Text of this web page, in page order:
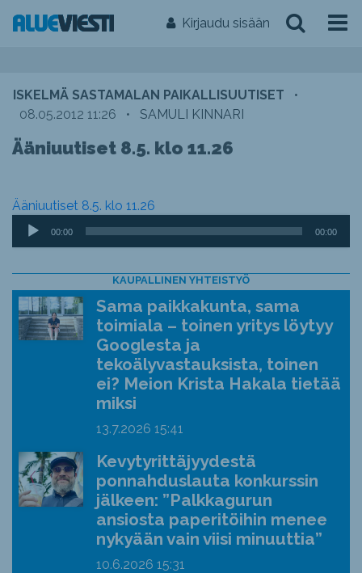
Kirjaudu sisään
ISKELMÄ SASTAMALAN PAIKALLISUUTISET
•
08.05.2012 11:26
• SAMULI KINNARI
Ääniuutiset 8.5. klo 11.26
Ääniuutiset 8.5. klo 11.26
Äänitoistin
00:00 00:00
KAUPALLINEN YHTEISTYÖ
Sama paikkakunta, sama
toimiala – toinen yritys löytyy
Googlesta ja
tekoälyvastauksista, toinen
ei? Meion Krista Hakala tietää
miksi
13.7.2026 15:41
Kevytyrittäjyydestä
ponnahduslauta konkurssin
jälkeen: ”Palkkagurun
ansiosta paperitöihin menee
nykyään vain viisi minuuttia”
10.6.2026 15:31